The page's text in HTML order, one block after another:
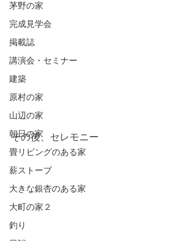
茅野の家
完成見学会
掲載誌
講演会・セミナー
建築
原村の家
山辺の家
朝日の家
畳リビングのある家
薪ストーブ
大きな銀杏のある家
大町の家２
釣り
その後、セレモニー